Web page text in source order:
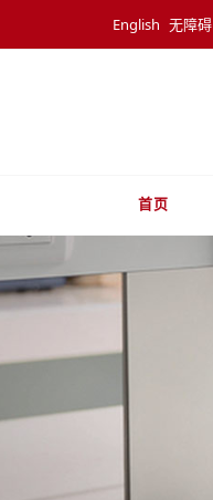
English 无障碍
首页